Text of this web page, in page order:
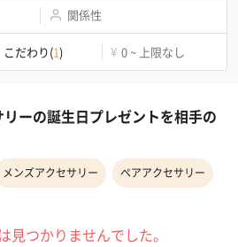
関係性
こだわり(1) ¥ 0 ~ 上限なし
ーの誕生日プレゼントを相手の
メンズアクセサリー ペアアクセサリー
見つかりませんでした。